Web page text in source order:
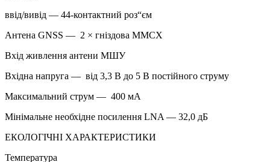
ввід/вивід — 44-контактний роз“єм
Антена GNSS — 2 × гніздова MMCX
Вхід живлення антени МШУ
Вхідна напруга — від 3,3 В до 5 В постійного струму
Максимальний струм — 400 мА
Мінімальне необхідне посилення LNA — 32,0 дБ
ЕКОЛОГІЧНІ ХАРАКТЕРИСТИКИ
Температура